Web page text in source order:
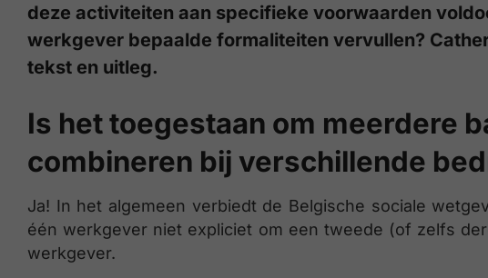
deze activiteiten aan specifieke voorwaarden
werkgever bepaalde formaliteiten vervullen?
tekst en uitleg.
Is het toegestaan om meerdere
combineren bij verschillende
Ja! In het algemeen verbiedt de Belgische sociale
één werkgever niet expliciet om een tweede (of zelfs
werkgever.